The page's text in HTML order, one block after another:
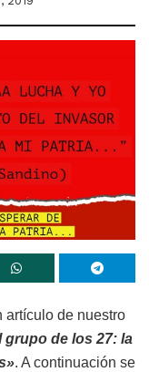
artículo de nuestro
grupo de los 27: la
. A continuación se